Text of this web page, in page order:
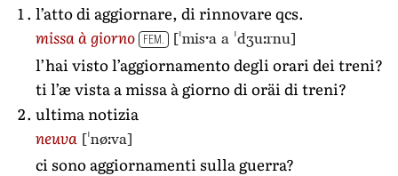
l’atto di aggiornare, di rinnovare qcs.
missa à giorno
FEM. [ˈmisˑa a ˈdʒuːrnu]
l’hai visto l’aggiornamento degli orari dei treni?
ti l’æ vista a missa à giorno di oräi di treni?
ultima notizia
neuva [ˈnøːva]
ci sono aggiornamenti sulla guerra?